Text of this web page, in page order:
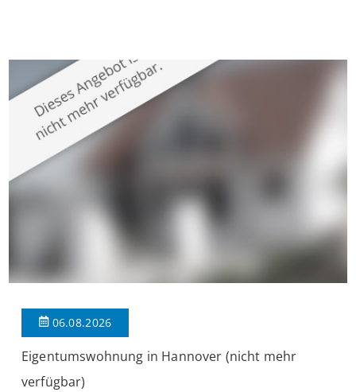
großzügige Räume und eine hochwertige Ausstattung, die
modernen Wohnkomfort mit einem stilvollen Ambiente
verbindet. Der […]
06.08.2026
Eigentumswohnung in Hannover (nicht mehr
verfügbar)